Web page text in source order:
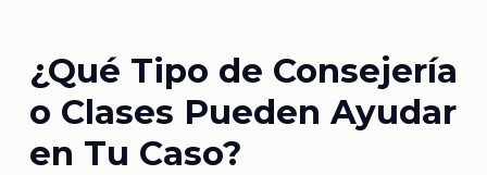
¿Qué Tipo de Consejería
o Clases Pueden Ayudar
en Tu Caso?